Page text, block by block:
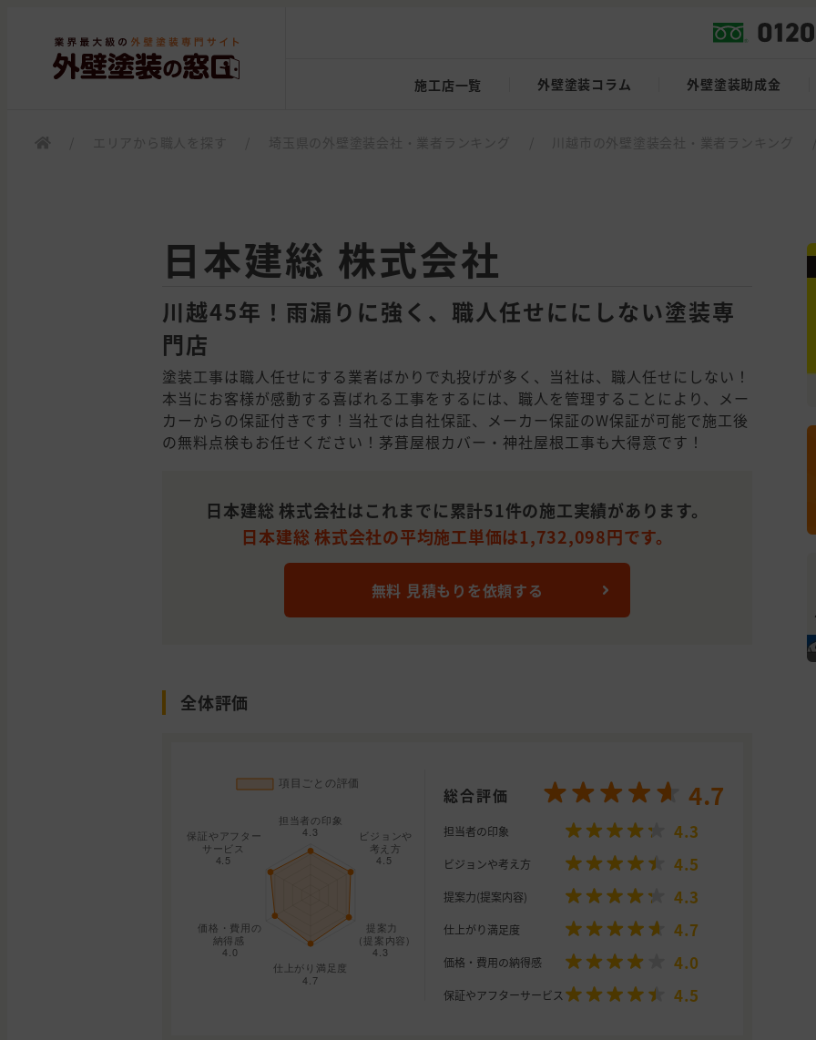
施工店一覧 外壁塗装コラム 外壁塗装助成金
日本建総 株式会社
川越45年！雨漏りに強く、職人任せににしない塗装専
門店
塗装工事は職人任せにする業者ばかりで丸投げが多く、当社は、職人任せにしない！
本当にお客様が感動する喜ばれる工事をするには、職人を管理することにより、メー
カーからの保証付きです！当社では自社保証、メーカー保証のW保証が可能で施工後
の無料点検もお任せください！茅葺屋根カバー・神社屋根工事も大得意です！
日本建総 株式会社はこれまでに累計51件の施工実績があります。
日本建総 株式会社の平均施工単価は1,732,098円です。
無料 見積もりを依頼する
全体評価
総合評価 4.7
担当者の印象 4.3
ビジョンや考え方 4.5
提案力(提案内容) 4.3
仕上がり満足度 4.7
価格・費用の納得感 4.0
保証やアフターサービス 4.5